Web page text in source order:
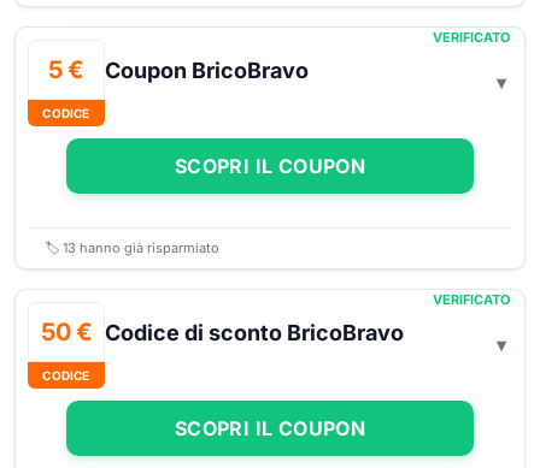
5 €
CODICE
VERIFICATO
Coupon BricoBravo
SCOPRI IL COUPON
🏷️ 13 hanno già risparmiato
50 €
CODICE
VERIFICATO
Codice di sconto BricoBravo
SCOPRI IL COUPON